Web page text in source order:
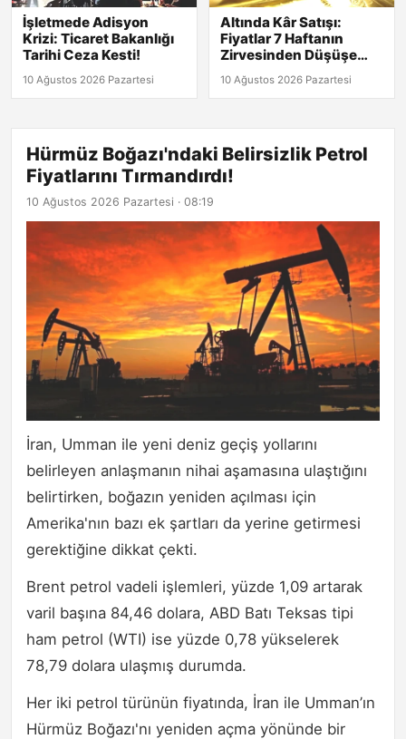
İşletmede Adisyon
Krizi: Ticaret Bakanlığı
Tarihi Ceza Kesti!
10 Ağustos 2026 Pazartesi
Altında Kâr Satışı:
Fiyatlar 7 Haftanın
Zirvesinden Düşüşe
Geçti!
10 Ağustos 2026 Pazartesi
Hürmüz Boğazı'ndaki Belirsizlik Petrol
Fiyatlarını Tırmandırdı!
10 Ağustos 2026 Pazartesi · 08:19
İran, Umman ile yeni deniz geçiş yollarını
belirleyen anlaşmanın nihai aşamasına ulaştığını
belirtirken, boğazın yeniden açılması için
Amerika'nın bazı ek şartları da yerine getirmesi
gerektiğine dikkat çekti.
Brent petrol vadeli işlemleri, yüzde 1,09 artarak
varil başına 84,46 dolara, ABD Batı Teksas tipi
ham petrol (WTI) ise yüzde 0,78 yükselerek
78,79 dolara ulaşmış durumda.
Her iki petrol türünün fiyatında, İran ile Umman’ın
Hürmüz Boğazı'nı yeniden açma yönünde bir